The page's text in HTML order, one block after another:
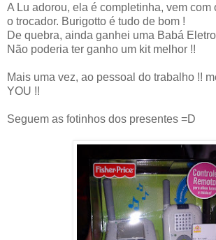
A Lu adorou, ela é completinha, vem com
o trocador. Burigotto é tudo de bom !
De quebra, ainda ganhei uma Babá
Não poderia ter ganho um kit melhor !!
Mais uma vez, ao pessoal do trabalho !!
YOU !!
Seguem as fotinhos dos presentes =D